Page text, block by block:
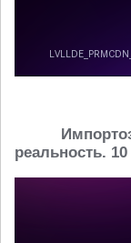
реальность.